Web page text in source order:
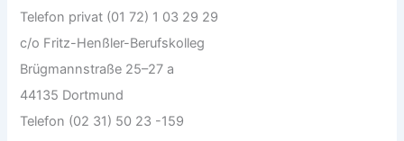
Telefon privat (01 72) 1 03 29 29
c/o Fritz-Henßler-Berufskolleg
Brügmannstraße 25–27 a
44135 Dortmund
Telefon (02 31) 50 23 -159